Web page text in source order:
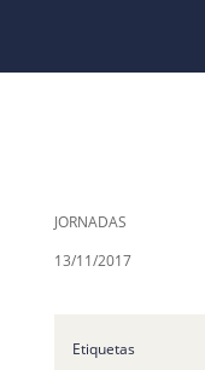
JORNADAS
13/11/2017
Etiquetas